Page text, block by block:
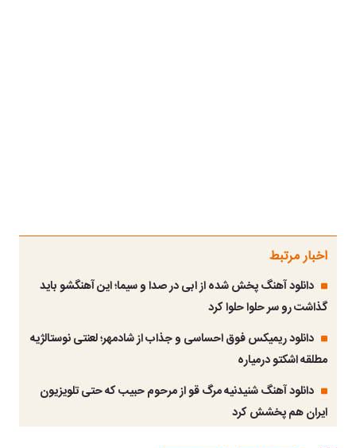
اخبار مرتبط
دانلود آهنگ پخش شده از ابی در صدا و سیما؛ این آهنگشو باید
گذاشت رو سر حلوا حلوا کرد
دانلود ریمیکس فوق احساسی و جذاب از شادمهر؛ لعنتی نوستالژیه
مطلقه اشکتو درمیاره
دانلود آهنگ شنیدنیه مرگ قو از مرحوم حبیب که حتی تلویزیون
ایران هم پخشش کرد